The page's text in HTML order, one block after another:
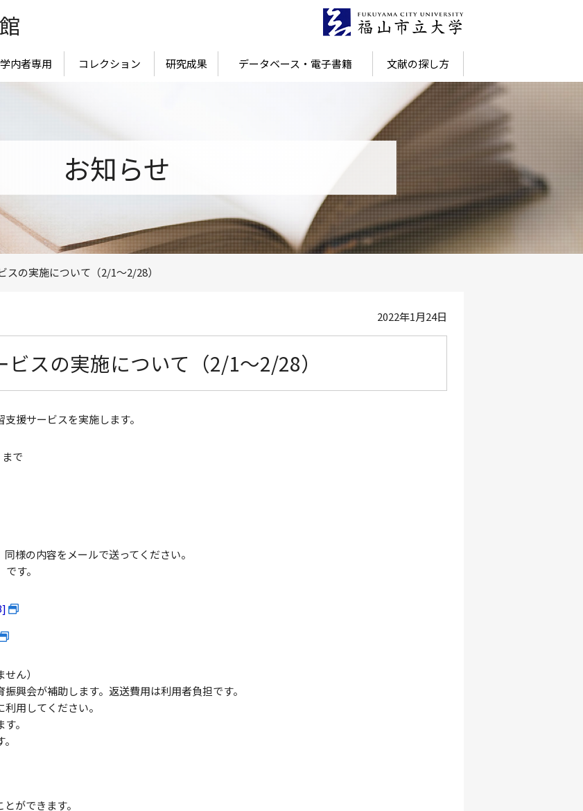
学内者専用 コレクション 研究成果 データベース・電子書籍 文献の探し方
お知らせ
スの実施について（2/1～2/28）
2022年1月24日
スの実施について（2/1～2/28）
援サービスを実施します。
で
様の内容をメールで送ってください。
す。
ん）
興会が補助します。返送費用は利用者負担です。
てください。
。
ができます。